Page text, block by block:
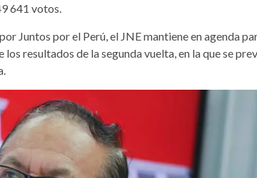
641 votos.
Juntos por el Perú, el JNE mantiene en agenda
resultados de la segunda vuelta, en la que se